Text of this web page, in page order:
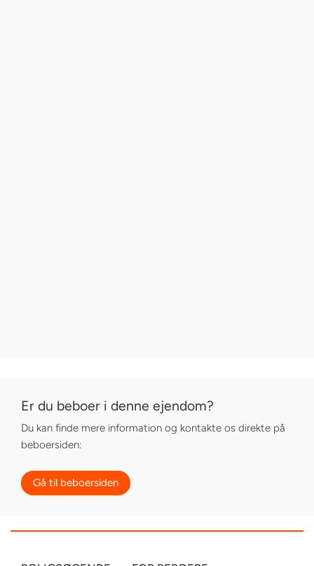
Er du beboer i denne ejendom?
Du kan finde mere information og kontakte os direkte på
beboersiden:
Gå til beboersiden